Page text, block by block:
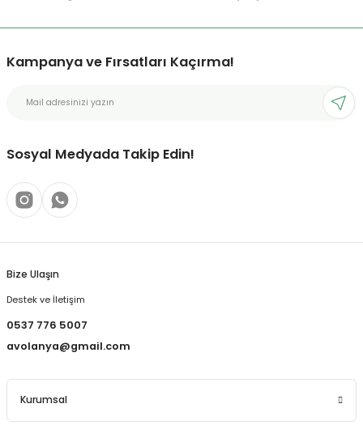
Kampanya ve Fırsatları Kaçırma!
Sosyal Medyada Takip Edin!
Bize Ulaşın
Destek ve İletişim
0537 776 5007
avolanya@gmail.com
Kurumsal